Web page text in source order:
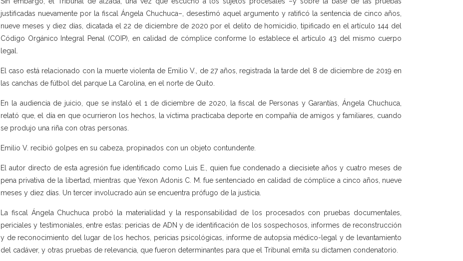
justificadas nuevamente por la fiscal Ángela Chuchuca–, desestimó aquel argumento y ratificó la sentencia de cinco años,
nueve meses y diez días, dicatada el 22 de diciembre de 2020 por el delito de homicidio, tipificado en el artículo 144 del
Código Orgánico Integral Penal (COIP), en calidad de cómplice conforme lo establece el artículo 43 del mismo cuerpo
legal.
El caso está relacionado con la muerte violenta de Emilio V., de 27 años, registrada la tarde del 8 de diciembre de 2019 en
las canchas de fútbol del parque La Carolina, en el norte de Quito.
En la audiencia de juicio, que se instaló el 1 de diciembre de 2020, la fiscal de Personas y Garantías, Ángela Chuchuca,
relató que, el día en que ocurrieron los hechos, la víctima practicaba deporte en compañía de amigos y familiares, cuando
se produjo una riña con otras personas.
Emilio V. recibió golpes en su cabeza, propinados con un objeto contundente.
El autor directo de esta agresión fue identificado como Luis E., quien fue condenado a diecisiete años y cuatro meses de
pena privativa de la libertad, mientras que Yexon Adonis C. M. fue sentenciado en calidad de cómplice a cinco años, nueve
meses y diez días. Un tercer involucrado aún se encuentra prófugo de la justicia.
La fiscal Ángela Chuchuca probó la materialidad y la responsabilidad de los procesados con pruebas documentales,
periciales y testimoniales, entre estas: pericias de ADN y de identificación de los sospechosos, informes de reconstrucción
y de reconocimiento del lugar de los hechos, pericias psicológicas, informe de autopsia médico-legal y de levantamiento
del cadáver, y otras pruebas de relevancia, que fueron determinantes para que el Tribunal emita su dictamen condenatorio.